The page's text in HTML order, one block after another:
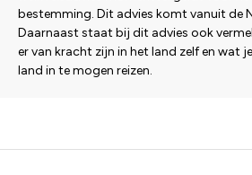
bestemming. Dit advies komt vanuit de
Daarnaast staat bij dit advies ook
er van kracht zijn in het land zelf en wat
land in te mogen reizen.